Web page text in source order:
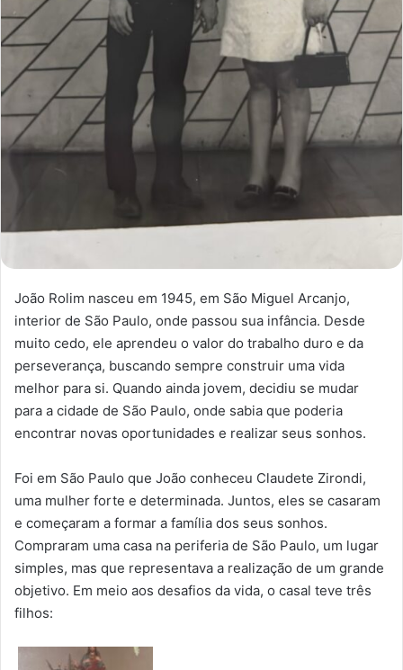
João Rolim nasceu em 1945, em São Miguel Arcanjo,
interior de São Paulo, onde passou sua infância. Desde
muito cedo, ele aprendeu o valor do trabalho duro e da
perseverança, buscando sempre construir uma vida
melhor para si. Quando ainda jovem, decidiu se mudar
para a cidade de São Paulo, onde sabia que poderia
encontrar novas oportunidades e realizar seus sonhos.
Foi em São Paulo que João conheceu Claudete Zirondi,
uma mulher forte e determinada. Juntos, eles se casaram
e começaram a formar a família dos seus sonhos.
Compraram uma casa na periferia de São Paulo, um lugar
simples, mas que representava a realização de um grande
objetivo. Em meio aos desafios da vida, o casal teve três
filhos: